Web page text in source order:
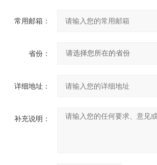
常用邮箱：
省份：
详细地址：
补充说明：